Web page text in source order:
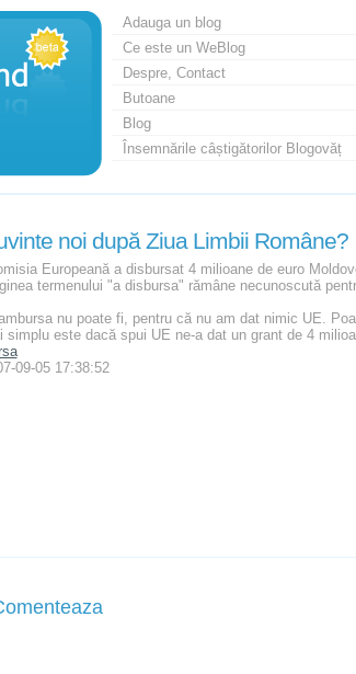
Adauga un blog
Ce este un WeBlog
Despre, Contact
Butoane
Blog
Însemnările câștigătorilor Blogovăț
noi după Ziua Limbii Române?
Europeană a disbursat 4 milioane de euro
termenului "a disbursa" rămâne necunoscută
nu poate fi, pentru că nu am dat nimic UE.
simplu este dacă spui UE ne-a dat un grant de 4
09-05 17:38:52